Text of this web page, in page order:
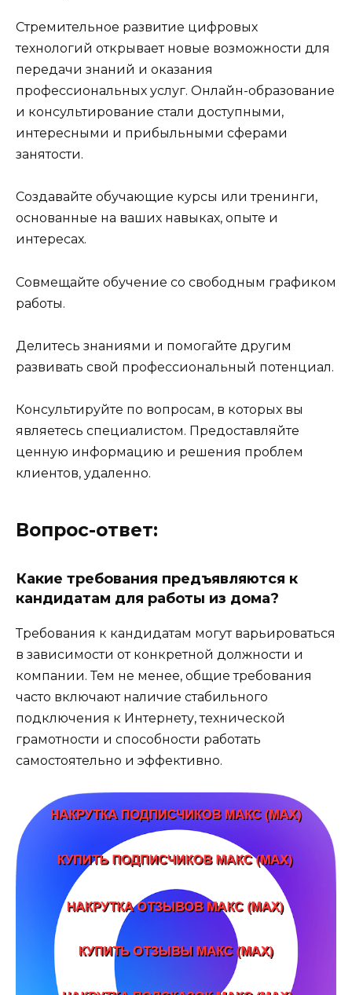
Стремительное развитие цифровых
технологий открывает новые возможности для
передачи знаний и оказания
профессиональных услуг. Онлайн-образование
и консультирование стали доступными,
интересными и прибыльными сферами
занятости.
Создавайте обучающие курсы или тренинги,
основанные на ваших навыках, опыте и
интересах.
Совмещайте обучение со свободным графиком
работы.
Делитесь знаниями и помогайте другим
развивать свой профессиональный потенциал.
Консультируйте по вопросам, в которых вы
являетесь специалистом. Предоставляйте
ценную информацию и решения проблем
клиентов, удаленно.
Вопрос-ответ:
Какие требования предъявляются к
кандидатам для работы из дома?
Требования к кандидатам могут варьироваться
в зависимости от конкретной должности и
компании. Тем не менее, общие требования
часто включают наличие стабильного
подключения к Интернету, технической
грамотности и способности работать
самостоятельно и эффективно.